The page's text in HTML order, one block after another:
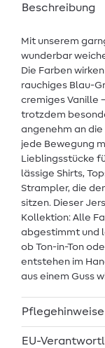
Beschreibung
Mit unserem
wunderbar
Die Farben
rauchiges Blau-
cremiges Vanille
trotzdem
angenehm an
jede Bewegung
Lieblingsstücke
lässige Shirts,
Strampler, die
sitzen. Dieser
Kollektion: Alle
abgestimmt und
ob Ton-in-Ton
entstehen im
aus einem Guss
Pflegehinweise
EU-